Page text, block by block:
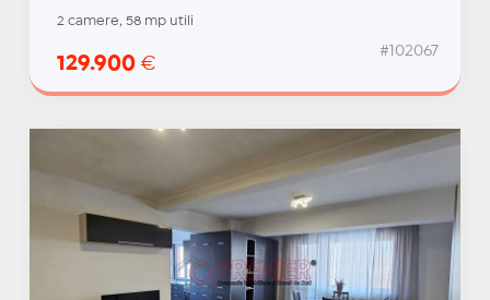
2 camere, 58 mp utili
129.900 €
#102067